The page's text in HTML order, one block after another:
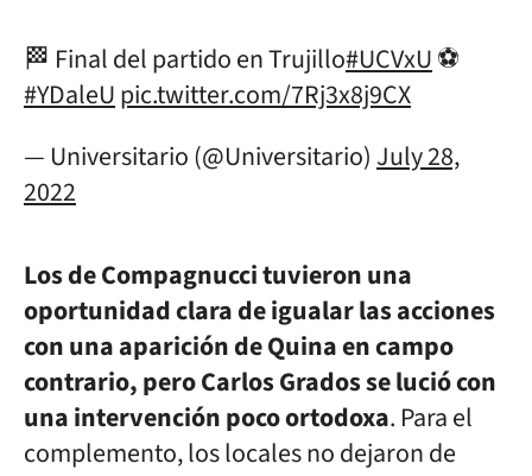
🏁 Final del partido en Trujillo#UCVxU⚽
#YDaleUpic.twitter.com/7Rj3x8j9CX
— Universitario (@Universitario) July 28,
2022
Los de Compagnucci tuvieron una
oportunidad clara de igualar las acciones
con una aparición de Quina en campo
contrario, pero Carlos Grados se lució con
una intervención poco ortodoxa. Para el
complemento, los locales no dejaron de